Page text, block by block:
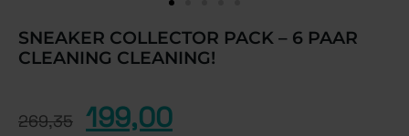
SNEAKER COLLECTOR PACK – 6 PAAR
CLEANING CLEANING!
269,35 199,00